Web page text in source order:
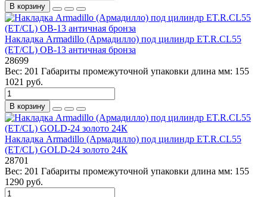
В корзину
Накладка Armadillo (Армадилло) под цилиндр ET.R.CL55
(ET/CL) OB-13 античная бронза
28699
Вес: 201 Габариты промежуточной упаковки длина мм: 155
1021 руб.
В корзину
Накладка Armadillo (Армадилло) под цилиндр ET.R.CL55
(ET/CL) GOLD-24 золото 24К
28701
Вес: 201 Габариты промежуточной упаковки длина мм: 155
1290 руб.